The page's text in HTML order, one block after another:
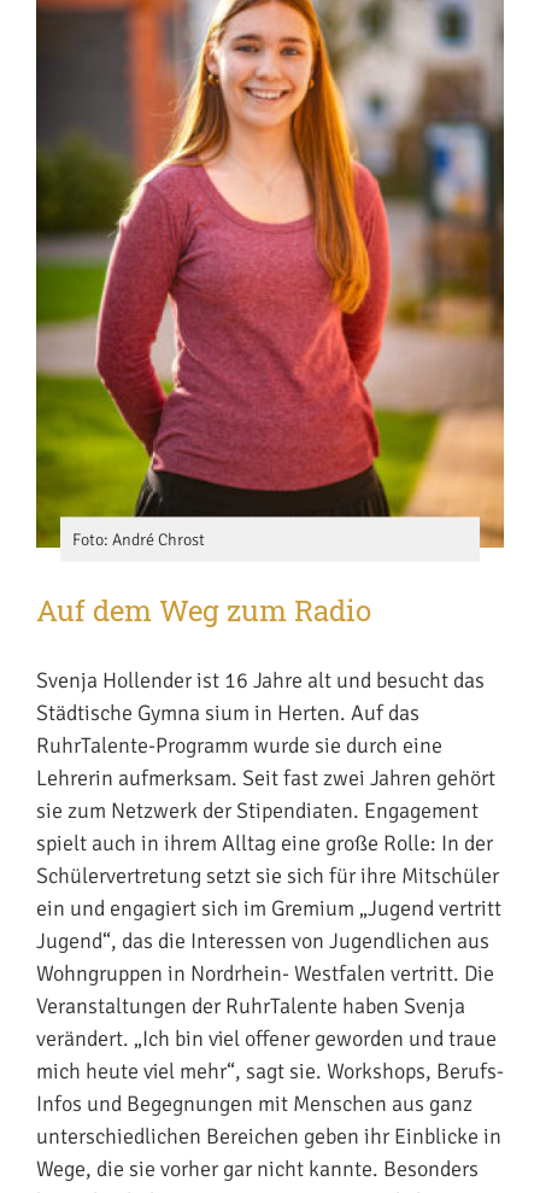
Foto: André Chrost
Auf dem Weg zum Radio
Svenja Hollender ist 16 Jahre alt und besucht das
Städtische Gymna sium in Herten. Auf das
RuhrTalente-Programm wurde sie durch eine
Lehrerin aufmerksam. Seit fast zwei Jahren gehört
sie zum Netzwerk der Stipendiaten. Engagement
spielt auch in ihrem Alltag eine große Rolle: In der
Schülervertretung setzt sie sich für ihre Mitschüler
ein und engagiert sich im Gremium „Jugend vertritt
Jugend“, das die Interessen von Jugendlichen aus
Wohngruppen in Nordrhein- Westfalen vertritt. Die
Veranstaltungen der RuhrTalente haben Svenja
verändert. „Ich bin viel offener geworden und traue
mich heute viel mehr“, sagt sie. Workshops, Berufs-
Infos und Begegnungen mit Menschen aus ganz
unterschiedlichen Bereichen geben ihr Einblicke in
Wege, die sie vorher gar nicht kannte. Besonders